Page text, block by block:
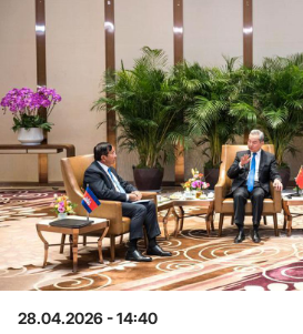
28.04.2026 - 14:40